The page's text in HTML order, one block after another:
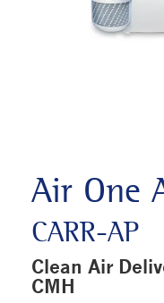
Air One
CARR-AP
Clean Air
CMH